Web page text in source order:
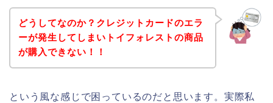
どうしてなのか？クレジットカードのエラ
ーが発生してしまいトイフォレストの商品
が購入できない！！
という風な感じで困っているのだと思います。実際私